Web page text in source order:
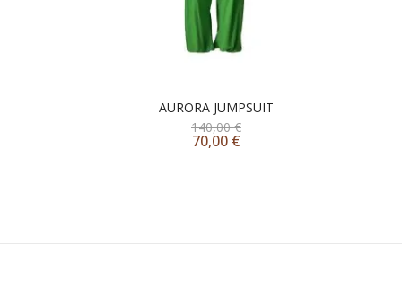
AURORA JUMPSUIT
140,00€
70,00 €